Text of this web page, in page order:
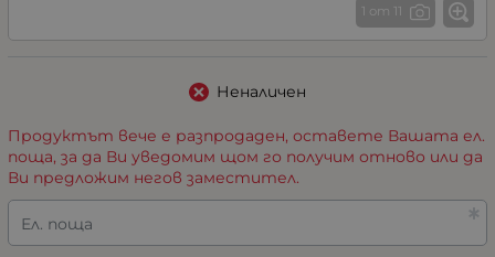
1 от 11
Неналичен
Продуктът вече е разпродаден, оставете Вашата ел.
поща, за да Ви уведомим щом го получим отново или да
Ви предложим негов заместител.
Ел. поща